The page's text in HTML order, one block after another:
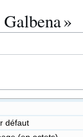
»
défaut